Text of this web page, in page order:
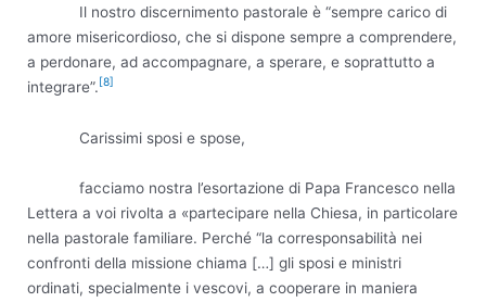
Il nostro discernimento pastorale è “sempre carico di
amore misericordioso, che si dispone sempre a comprendere,
a perdonare, ad accompagnare, a sperare, e soprattutto a
integrare”. [8]
Carissimi sposi e spose,
facciamo nostra l’esortazione di Papa Francesco nella
Lettera a voi rivolta a «partecipare nella Chiesa, in particolare
nella pastorale familiare. Perché “la corresponsabilità nei
confronti della missione chiama […] gli sposi e ministri
ordinati, specialmente i vescovi, a cooperare in maniera